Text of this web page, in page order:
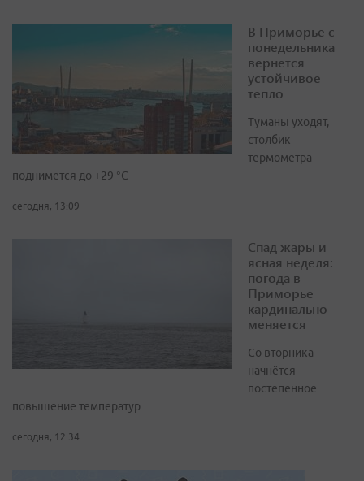
В Приморье с
понедельника
вернется
устойчивое
тепло
Туманы уходят,
столбик
термометра
поднимется до +29 °С
сегодня, 13:09
Спад жары и
ясная неделя:
погода в
Приморье
кардинально
меняется
Со вторника
начнётся
постепенное
повышение температур
сегодня, 12:34